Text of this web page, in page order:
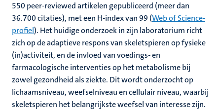
550 peer-reviewed artikelen gepubliceerd (meer dan
36.700 citaties), met een H-index van 99 (Web of Science-
profiel). Het huidige onderzoek in zijn laboratorium richt
zich op de adaptieve respons van skeletspieren op fysieke
(in)activiteit, en de invloed van voedings- en
farmacologische interventies op het metabolisme bij
zowel gezondheid als ziekte. Dit wordt onderzocht op
lichaamsniveau, weefselniveau en cellulair niveau, waarbij
skeletspieren het belangrijkste weefsel van interesse zijn.